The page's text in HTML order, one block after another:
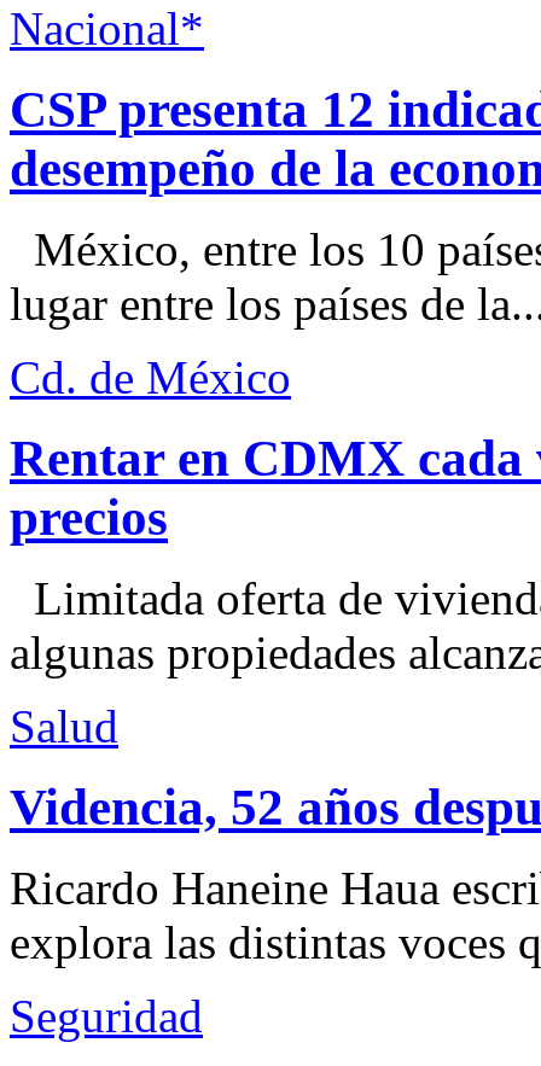
Nacional*
CSP presenta 12
desempeño de la
México, entre los 10
lugar entre los países de
Cd. de México
Rentar en CDMX cada
precios
Limitada oferta de
algunas propiedades
Salud
Videncia, 52 años
Ricardo Haneine Haua
explora las distintas voces
Seguridad